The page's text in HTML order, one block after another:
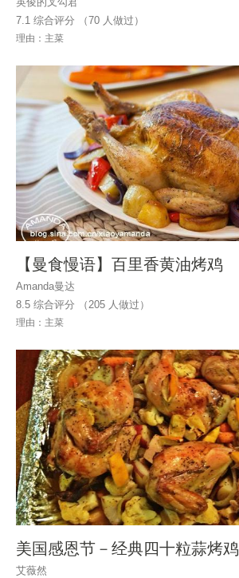
7.1 综合评分 （70 人做过）
理由：主菜
【曼食慢语】百里香黄油烤鸡
Amanda曼达
8.5 综合评分 （205 人做过）
理由：主菜
美国感恩节－经典四十粒蒜烤鸡
艾薇然